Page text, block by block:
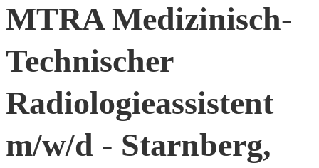
MTRA Medizinisch-
Technischer
Radiologieassistent
m/w/d - Starnberg,